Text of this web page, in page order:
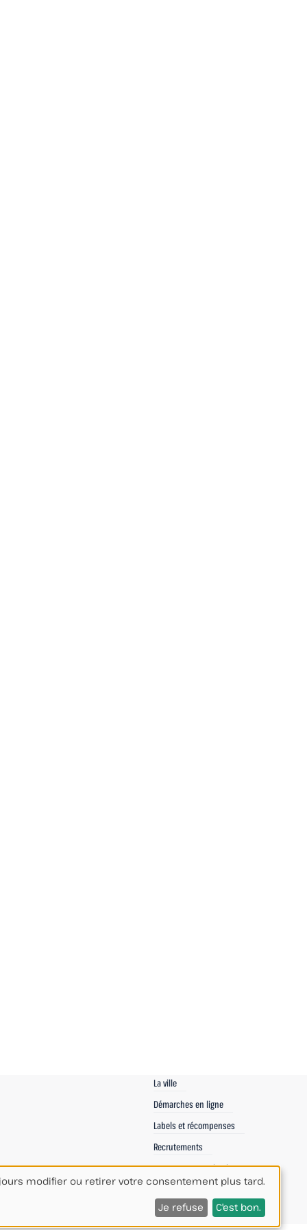
La ville
Démarches en ligne
Labels et récompenses
Recrutements
Espace Communication
Espace Agents
modifier ou retirer votre consentement plus tard.
Je refuse C'est bon.